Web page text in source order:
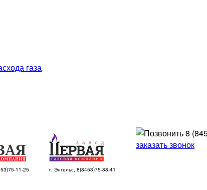
газа
11-25 г. Энгельс, 8(8453)75-88-41
8
заказать звонок